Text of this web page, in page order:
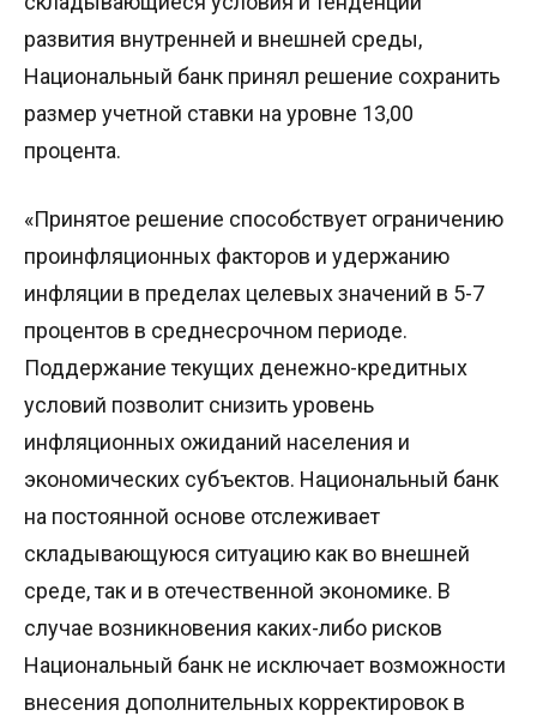
развития внутренней и внешней среды,
Национальный банк принял решение сохранить
размер учетной ставки на уровне 13,00
процента.
«Принятое решение способствует ограничению
проинфляционных факторов и удержанию
инфляции в пределах целевых значений в 5-7
процентов в среднесрочном периоде.
Поддержание текущих денежно-кредитных
условий позволит снизить уровень
инфляционных ожиданий населения и
экономических субъектов. Национальный банк
на постоянной основе отслеживает
складывающуюся ситуацию как во внешней
среде, так и в отечественной экономике. В
случае возникновения каких-либо рисков
Национальный банк не исключает возможности
внесения дополнительных корректировок в